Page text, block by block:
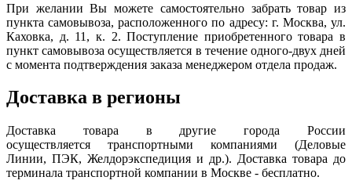
При желании Вы можете самостоятельно забрать товар из
пункта самовывоза, расположенного по адресу: г. Москва, ул.
Каховка, д. 11, к. 2. Поступление приобретенного товара в
пункт самовывоза осуществляется в течение одного-двух дней
с момента подтверждения заказа менеджером отдела продаж.
Доставка в регионы
Доставка товара в другие города России
осуществляется транспортными компаниями (Деловые
Линии, ПЭК, Желдорэкспедиция и др.). Доставка товара до
терминала транспортной компании в Москве - бесплатно.